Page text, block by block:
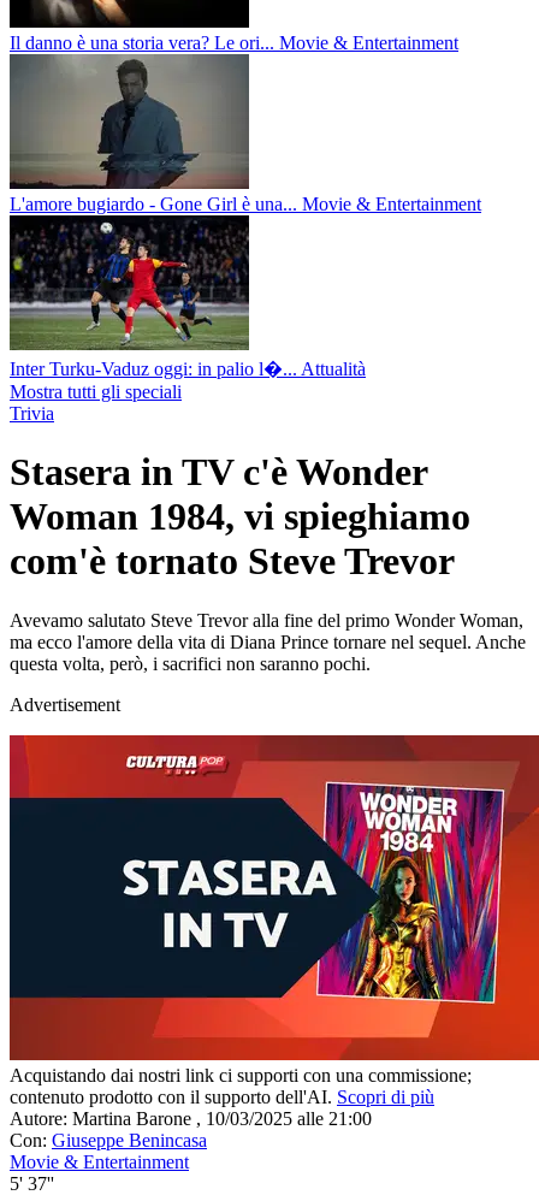
Il danno è una storia vera? Le ori... Movie & Entertainment
L'amore bugiardo - Gone Girl è una... Movie & Entertainment
Inter Turku-Vaduz oggi: in palio l�... Attualità
Mostra tutti gli speciali
Trivia
Stasera in TV c'è Wonder
Woman 1984, vi spieghiamo
com'è tornato Steve Trevor
Avevamo salutato Steve Trevor alla fine del primo Wonder Woman,
ma ecco l'amore della vita di Diana Prince tornare nel sequel. Anche
questa volta, però, i sacrifici non saranno pochi.
Advertisement
Acquistando dai nostri link ci supporti con una commissione;
contenuto prodotto con il supporto dell'AI. Scopri di più
Autore: Martina Barone , 10/03/2025 alle 21:00
Con: Giuseppe Benincasa
Movie & Entertainment
5' 37''